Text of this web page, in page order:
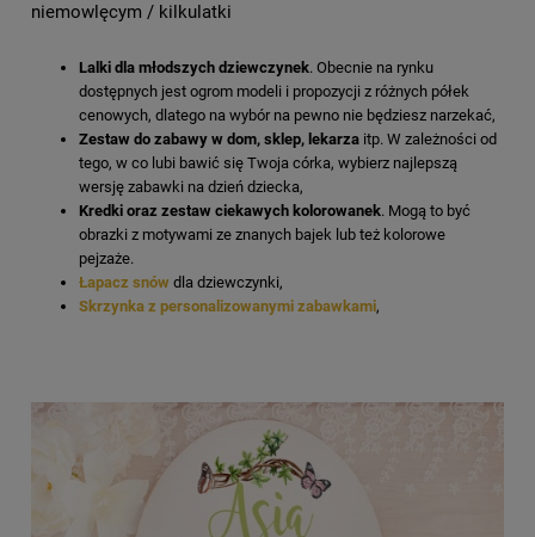
niemowlęcym / kilkulatki
Lalki dla młodszych dziewczynek. Obecnie na rynku
dostępnych jest ogrom modeli i propozycji z różnych półek
cenowych, dlatego na wybór na pewno nie będziesz narzekać,
Zestaw do zabawy w dom, sklep, lekarza itp. W zależności od
tego, w co lubi bawić się Twoja córka, wybierz najlepszą
wersję zabawki na dzień dziecka,
Kredki oraz zestaw ciekawych kolorowanek. Mogą to być
obrazki z motywami ze znanych bajek lub też kolorowe
pejzaże.
Łapacz snów dla dziewczynki,
Skrzynka z personalizowanymi zabawkami,